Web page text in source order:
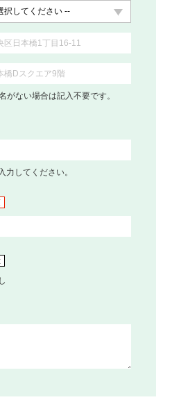
がない場合は記入不要です。
力してください。